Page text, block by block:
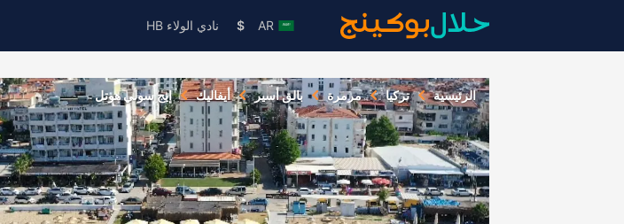
AR
$ نادي الولاء HB
الرئيسية تركيا مرمرة بالق أسير أيفاليك إيج سولي هوتل